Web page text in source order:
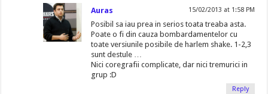
Auras 15/02/2013 at 1:58 PM
Posibil sa iau prea in serios toata treaba asta.
Poate o fi din cauza bombardamentelor cu
toate versiunile posibile de harlem shake. 1-2,3
sunt destule …
Nici coregrafii complicate, dar nici tremurici in
grup :D
Reply